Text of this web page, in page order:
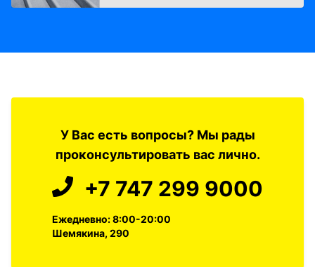
У Вас есть вопросы? Мы рады
проконсультировать вас лично.
+7 747 299 9000
Ежедневно: 8:00-20:00
Шемякина, 290